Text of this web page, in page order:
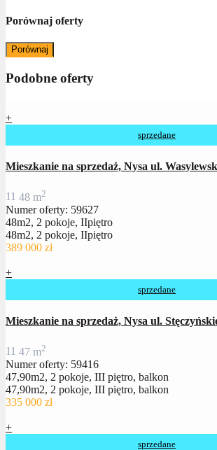
Porównaj oferty
Porównaj
Podobne oferty
+
sprzedane
Mieszkanie na sprzedaż, Nysa ul.
11 48 m2
Numer oferty: 59627
48m2, 2 pokoje, IIpiętro
48m2, 2 pokoje, IIpiętro
389 000 zł
+
sprzedane
Mieszkanie na sprzedaż, Nysa ul.
11 47 m2
Numer oferty: 59416
47,90m2, 2 pokoje, III piętro, balkon
47,90m2, 2 pokoje, III piętro, balkon
335 000 zł
+
sprzedane